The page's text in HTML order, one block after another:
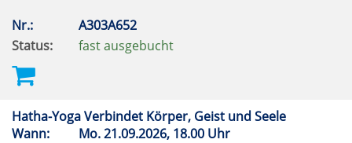
Nr.:
A303A652
Status:
fast ausgebucht
Hatha-Yoga Verbindet Körper, Geist und Seele
Wann:
Mo.21.09.2026, 18.00 Uhr